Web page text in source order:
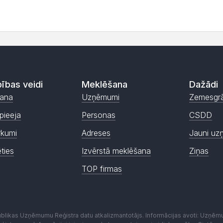
veidi Meklēšana
Uzņēmumi
Personas
Adreses
Izvērstā meklēšana
TOP firmas
Dažādi
CSDD
Jauni
Ziņas
Uzņēmumu Reģistra datu atkalizmantotājs. Informācijas avoti: